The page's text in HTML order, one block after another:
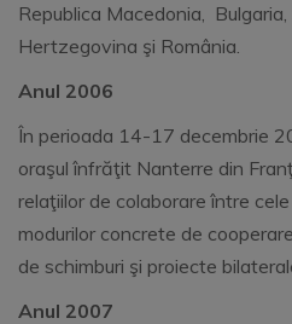
Republica Macedonia,
Hertzegovina şi România.
Anul 2006
În perioada 14-17 decembrie
oraşul înfrăţit Nanterre din
relaţiilor de colaborare între
modurilor concrete de
de schimburi şi proiecte
Anul 2007